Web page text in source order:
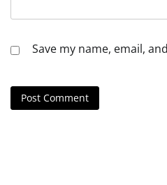
Save my name, email,